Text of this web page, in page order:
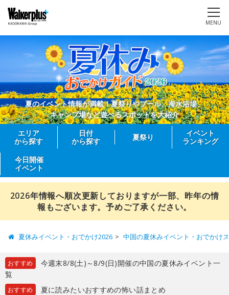
MENU
夏のイベント情報が満載！夏祭りやプール、海水浴場、
キャンプ場など遊べるスポットを大紹介
エリア
から探す
日付
から探す
夏祭り
イベント
ランキング
今日開催
イベント
2026年情報へ順次更新しておりますが一部、昨年の情
報もございます。予めご了承ください。
夏休みイベント・おでかけ2026 中国の夏休みイベント・おでかけ
おすすめ
今週末8/8(土)～8/9(日)開催の中国の夏休みイベント一
覧
おすすめ 夏に読みたいおすすめの怖い話まとめ